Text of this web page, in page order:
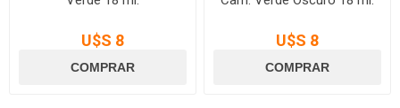
U$S 8 U$S 8